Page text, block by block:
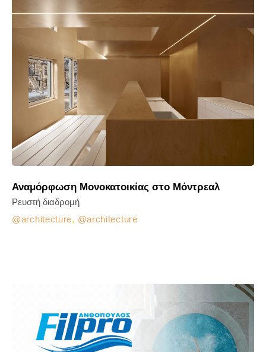
Αναμόρφωση Μονοκατοικίας στο Μόντρεαλ
architecture, architecture
Ρευστή διαδρομή